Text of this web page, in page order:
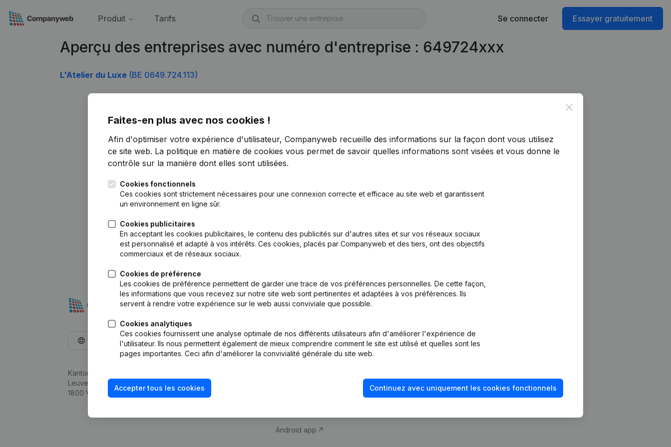
Produit Tarifs Se connecter Essayer gratuitement
Aperçu des entreprises avec numéro d'entreprise : 649724xxx
L'Atelier du Luxe (BE 0649.724.113)
Close
Faites-en plus avec nos cookies !
Afin d'optimiser votre expérience d'utilisateur, Companyweb recueille des informations sur la façon dont vous utilisez
ce site web. La politique en matière de cookies vous permet de savoir quelles informations sont visées et vous donne le
contrôle sur la manière dont elles sont utilisées.
Cookies fonctionnels
Ces cookies sont strictement nécessaires pour une connexion correcte et efficace au site web et garantissent
un environnement en ligne sûr.
Cookies publicitaires
En acceptant les cookies publicitaires, le contenu des publicités sur d'autres sites et sur vos réseaux sociaux
est personnalisé et adapté à vos intérêts. Ces cookies, placés par Companyweb et des tiers, ont des objectifs
commerciaux et de réseaux sociaux.
Cookies de préférence
Les cookies de préférence permettent de garder une trace de vos préférences personnelles. De cette façon,
les informations que vous recevez sur notre site web sont pertinentes et adaptées à vos préférences. Ils
servent à rendre votre expérience sur le web aussi conviviale que possible.
Cookies analytiques
Ces cookies fournissent une analyse optimale de nos différents utilisateurs afin d'améliorer l'expérience de
l'utilisateur. Ils nous permettent également de mieux comprendre comment le site est utilisé et quelles sont les
pages importantes. Ceci afin d'améliorer la convivialité générale du site web.
Accepter tous les cookies Continuez avec uniquement les cookies fonctionnels
Français
Kantorenpark Everest
Leuvensesteenweg 248D,
1800 Vilvoorde
Produit
d’entreprise
Monitoring
Android app
fraude
Consulter des comptes annuels
Vérification de la solvabilité